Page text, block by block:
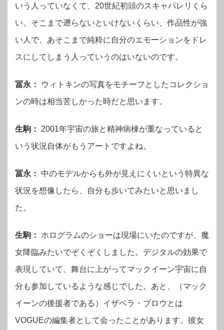
いう人っていなくて、20世紀初頭のスキャパレリくら
い。そこまで遡らないといけないくらい、作品性が強
い人で、あそこまで純粋に自分のエモーションをドレ
スにしてしまう人っていうのはいないのです。
冨永：
ウィトキンの写真をモチーフとしたコレクショ
ンの時は相当苦しかった時だと思います。
生駒：
2001年宇宙の旅と精神病棟が重なっていると
いう状況自体がもうアートですよね。
冨永：
中のモデルからも外が見えにくいという特異な
状況を想像したら、自分も歩いてみたいと思いまし
た。
生駒：
ホログラムのショーは現場にいたのですが、魔
女降臨みたいでぞくぞくしました。デジタルの効果で
表現していて、舞台に上がってマックイーン宇宙に自
分も参加しているような感じでした。あと、（マック
イーンの後援者である）イザベラ・ブロウとは
VOGUEの編集者として会ったことがあります。彼女